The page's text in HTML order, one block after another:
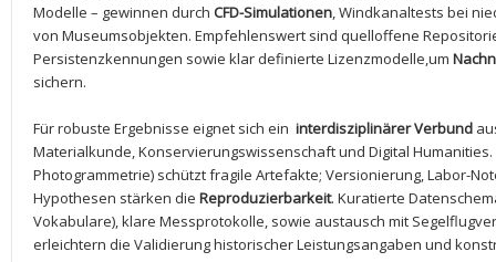
Modelle – gewinnen‍ durch CFD-Simulationen, Windkanaltests bei
von‌ Museumsobjekten. Empfehlenswert⁣ sind quelloffene
Persistenzkennungen sowie klar definierte​ Lizenzmodelle,um
sichern.
Für robuste Ergebnisse eignet sich ⁤ein ‌ interdisziplinärer Verbund
Materialkunde, ‌Konservierungswissenschaft und ​Digital Humanities.​
‍Photogrammetrie) schützt ‍fragile Artefakte; Versionierung, ‍Labor-
Hypothesen stärken die Reproduzierbarkeit. Kuratierte‌
Vokabulare),‌ klare⁣ Messprotokolle, sowie austausch mit
erleichtern die⁢ Validierung historischer Leistungsangaben und